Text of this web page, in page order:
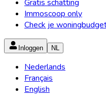
Gratis schatting
Immoscoop only
Check je
Inloggen NL
Nederlands
Français
English